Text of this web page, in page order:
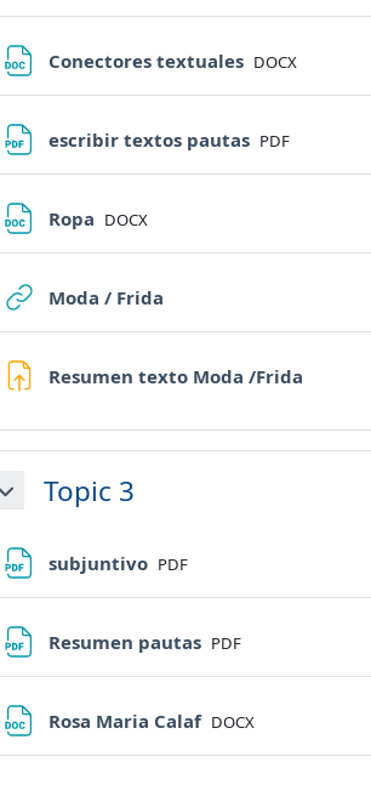
Conectores textuales File
DOCX
escribir textos pautas File
PDF
Ropa File
DOCX
Moda / Frida
Resumen texto Moda /Frida
MinimizzaTopic 3
subjuntivo File
PDF
Resumen pautas File
PDF
Rosa Maria Calaf File
DOCX